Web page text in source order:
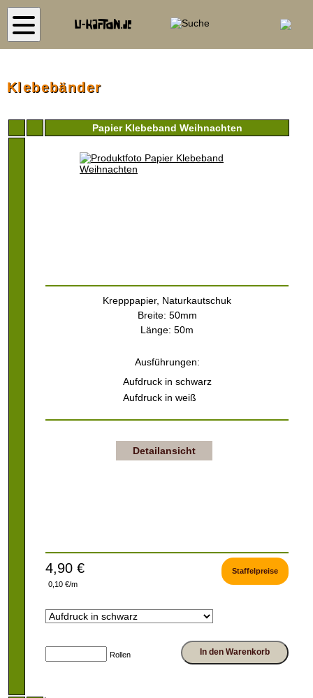
Klebebänder
Papier Klebeband Weihnachten
Krepppapier, Naturkautschuk
Breite: 50mm
Länge: 50m
Ausführungen:
Aufdruck in schwarz
Aufdruck in weiß
Detailansicht
4,90 €
0,10 €/m
Staffelpreise
Rollen In den Warenkorb